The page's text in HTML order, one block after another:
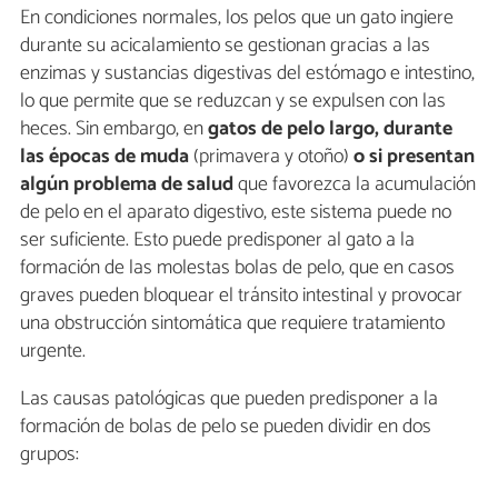
En condiciones normales, los pelos que un gato ingiere
durante su acicalamiento se gestionan gracias a las
enzimas y sustancias digestivas del estómago e intestino,
lo que permite que se reduzcan y se expulsen con las
heces. Sin embargo, engatos de pelo largo, durante
las épocas de muda(primavera y otoño)o si presentan
algún problema de saludque favorezca la acumulación
de pelo en el aparato digestivo, este sistema puede no
ser suficiente. Esto puede predisponer al gato a la
formación de las molestas bolas de pelo, que en casos
graves pueden bloquear el tránsito intestinal y provocar
una obstrucción sintomática que requiere tratamiento
urgente.
Las causas patológicas que pueden predisponer a la
formación de bolas de pelo se pueden dividir en dos
grupos: